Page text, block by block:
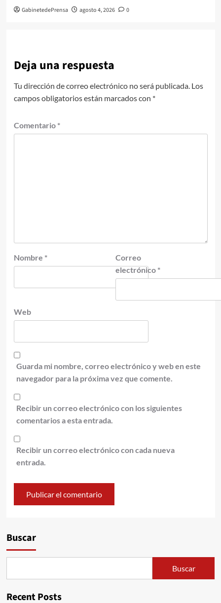
GabinetedePrensa agosto 4, 2026 0
Deja una respuesta
Tu dirección de correo electrónico no será publicada. Los
campos obligatorios están marcados con *
Comentario *
Nombre *
Correo
electrónico *
Web
Guarda mi nombre, correo electrónico y web en este
navegador para la próxima vez que comente.
Recibir un correo electrónico con los siguientes
comentarios a esta entrada.
Recibir un correo electrónico con cada nueva
entrada.
Buscar
Buscar
Recent Posts